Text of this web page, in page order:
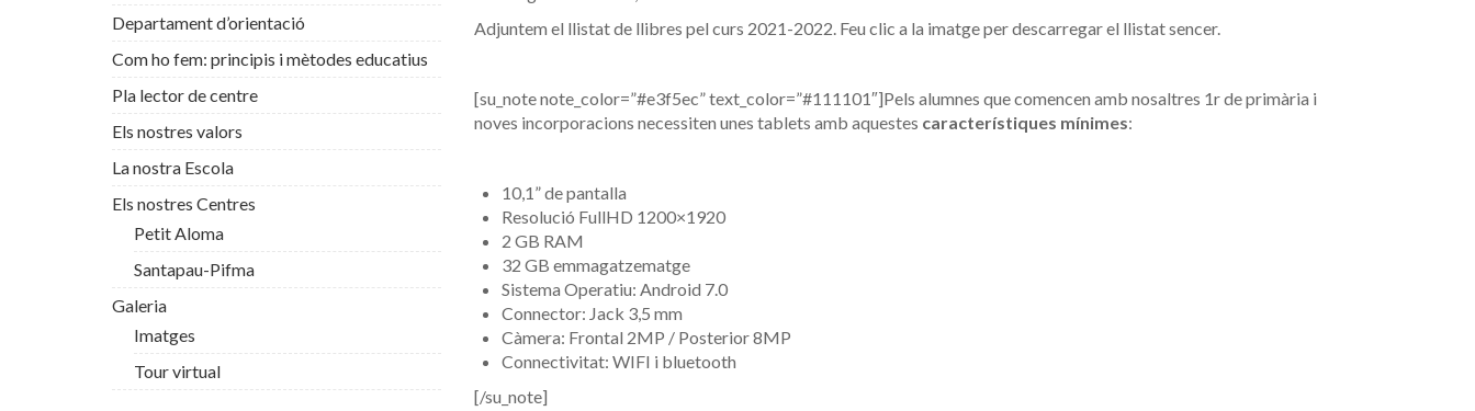
Adjuntem el llistat de llibres pel curs 2021-2022. Feu clic a la imatge per descarregar el llistat sencer.
[su_note note_color=”#e3f5ec” text_color=”#111101″]Pels alumnes que comencen amb nosaltres 1r de primària i
noves incorporacions necessiten unes tablets amb aquestes característiques mínimes:
10,1” de pantalla
Resolució FullHD 1200×1920
2 GB RAM
32 GB emmagatzematge
Sistema Operatiu: Android 7.0
Connector: Jack 3,5 mm
Càmera: Frontal 2MP / Posterior 8MP
Connectivitat: WIFI i bluetooth
[/su_note]
Departament d’orientació
Com ho fem: principis i mètodes educatius
Pla lector de centre
Els nostres valors
La nostra Escola
Els nostres Centres
Petit Aloma
Santapau-Pifma
Galeria
Imatges
Tour virtual